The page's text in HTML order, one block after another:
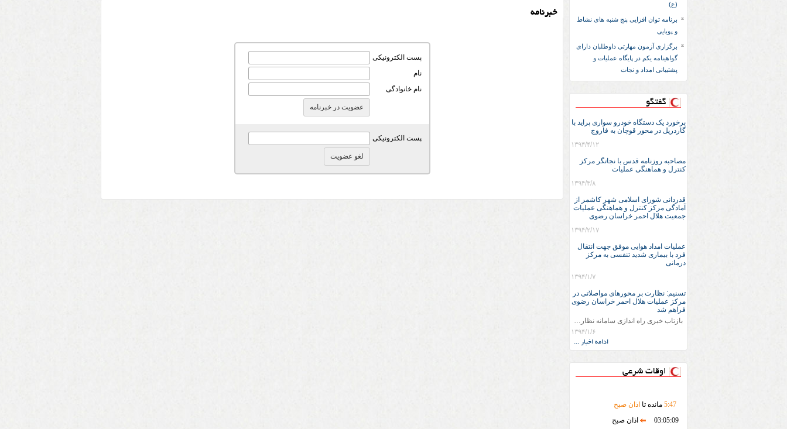
(ع)
برنامه توان افزایی پنج شنبه های نشاط
و پویایی
برگزاری آزمون مهارتی داوطلبان دارای
گواهینامه یکم در پایگاه عملیات و
پشتیبانی امداد و نجات
گفتگو
برخورد یک دستگاه خودرو سواری پراید با
گاردریل در محور قوچان به فاروج
۱۳۹۴/۴/۱۲
مصاحبه روزنامه قدس با نجاتگر مرکز
کنترل و هماهنگی عملیات
۱۳۹۴/۳/۸
قدردانی شورای اسلامی شهر کاشمر از
آمادگی مرکز کنترل و هماهنگی عملیات
جمعیت هلال احمر خراسان رضوی
۱۳۹۴/۲/۱۷
عملیات امداد هوایی موفق جهت انتقال
فرد با بیماری شدید تنفسی به مرکز
درمانی
۱۳۹۴/۱/۷
تسنیم: نظارت بر محورهای مواصلاتی در
مرکز عملیات هلال احمر خراسان رضوی
فراهم شد
بازتاب خبری راه اندازی سامانه نظارت تصویری بر جاده های استان خراسان رضوی در مرکز کنترل و هماهنگی عملیات
۱۳۹۴/۱/۶
ادامه اخبار ...
اوقات شرعی
5:47 مانده تا اذان صبح
03:05:09
اذان صبح
خبرنامه
پست الکترونیکی
نام
نام خانوادگی
پست الکترونیکی